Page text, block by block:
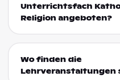
Unterrichtsfach
Religion angeboten?
Wo finden die
Lehrveranstaltungen